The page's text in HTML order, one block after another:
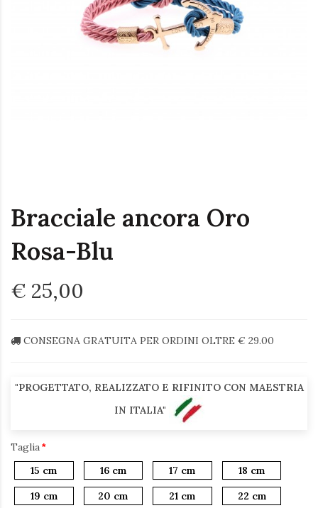
Bracciale ancora Oro
Rosa-Blu
€ 25,00
CONSEGNA GRATUITA PER ORDINI OLTRE € 29.00
"PROGETTATO, REALIZZATO E RIFINITO CON MAESTRIA
IN ITALIA"
Taglia
15 cm
16 cm 17 cm
18 cm
19 cm
20 cm 21 cm
22 cm